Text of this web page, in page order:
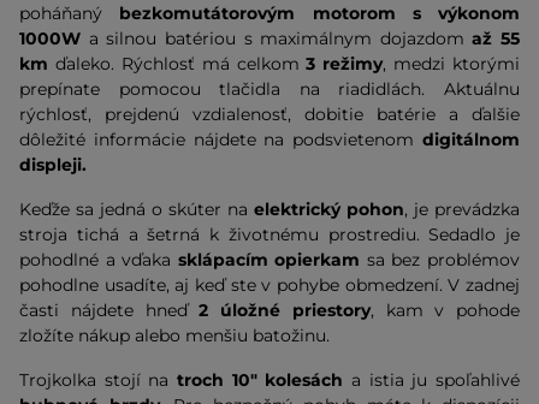
poháňaný bezkomutátorovým motorom s výkonom
1000W a silnou batériou s maximálnym dojazdomaž 55
km ďaleko. Rýchlosť má celkom3 režimy, medzi ktorými
prepínate pomocou tlačidla na riadidlách. Aktuálnu
rýchlosť, prejdenú vzdialenosť, dobitie batérie a ďalšie
dôležité informácie nájdete na podsvietenom digitálnom
displeji.
Keďže sa jedná o skúter na elektrický pohon, je prevádzka
stroja tichá a šetrná k životnému prostrediu. Sedadlo je
pohodlné a vďaka sklápacím opierkam sa bez problémov
pohodlne usadíte, aj keď ste v pohybe obmedzení. V zadnej
časti nájdete hneď2 úložné priestory, kam v pohode
zložíte nákup alebo menšiu batožinu.
Trojkolka stojí na troch 10" kolesách a istia ju spoľahlivé